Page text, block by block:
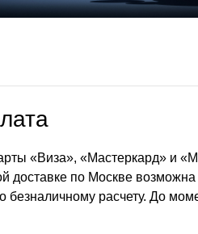
«Виза», «Мастеркард» и
доставке по Москве
безналичному расчету. До